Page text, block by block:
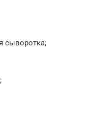
сыворотка;